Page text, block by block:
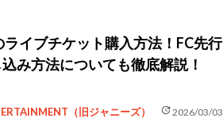
ライブチケット購入方法！FC先行
み方法についても徹底解説！
（旧ジャニーズ） update2026/03/03